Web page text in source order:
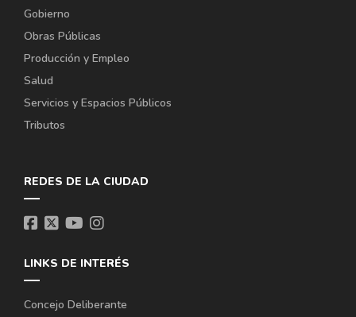
Gobierno
Obras Públicas
Producción y Empleo
Salud
Servicios y Espacios Públicos
Tributos
REDES DE LA CIUDAD
LINKS DE INTERÉS
Concejo Deliberante